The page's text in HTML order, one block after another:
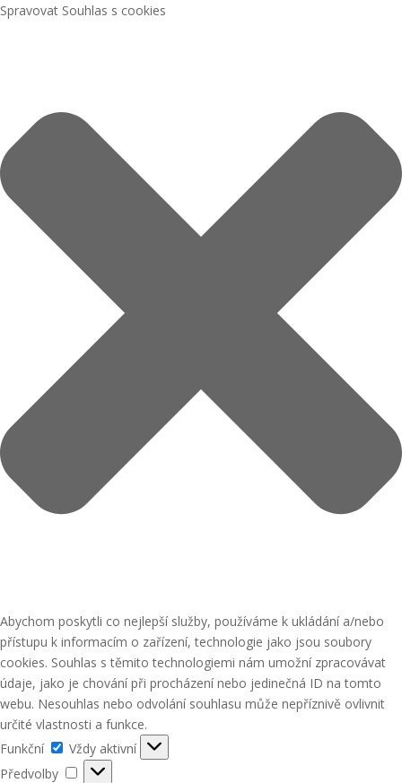
Spravovat Souhlas s cookies
Abychom poskytli co nejlepší služby, používáme k ukládání a/nebo
přístupu k informacím o zařízení, technologie jako jsou soubory
cookies. Souhlas s těmito technologiemi nám umožní zpracovávat
údaje, jako je chování při procházení nebo jedinečná ID na tomto
webu. Nesouhlas nebo odvolání souhlasu může nepříznivě ovlivnit
určité vlastnosti a funkce.
Funkční
Funkční
Vždy aktivní
Předvolby
Předvolby